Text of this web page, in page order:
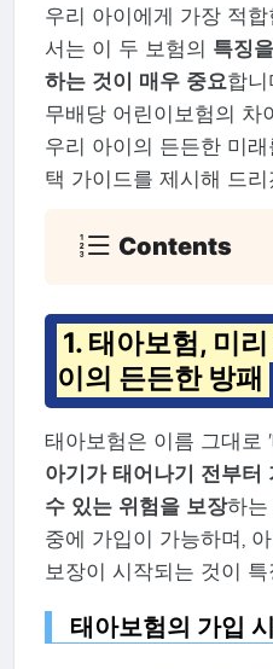
우리 아이에게 가장 적
서는 이 두 보험의 특징
하는 것이 매우 중요합
무배당 어린이보험의 차
우리 아이의 든든한 미
택 가이드를 제시해 드리
Contents
1. 태아보험, 미
이의 든든한 방패
태아보험은 이름 그대로
아기가 태어나기 전부터
수 있는 위험을 보장하는
중에 가입이 가능하며,
보장이 시작되는 것이 특
태아보험의 가입